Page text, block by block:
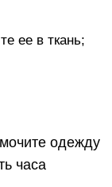
ее в ткань;
одежду
часа